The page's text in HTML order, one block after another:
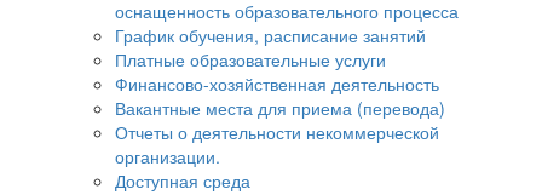
оснащенность образовательного процесса
График обучения, расписание занятий
Платные образовательные услуги
Финансово-хозяйственная деятельность
Вакантные места для приема (перевода)
Отчеты о деятельности некоммерческой
организации.
Доступная среда